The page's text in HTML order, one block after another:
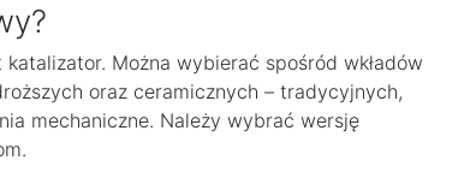
Można wybierać spośród wkładów
oraz ceramicznych – tradycyjnych,
mechaniczne. Należy wybrać wersję